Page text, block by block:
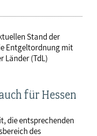
Stand der
Entgeltordnung mit
Länder (TdL)
für Hessen
die entsprechenden
des